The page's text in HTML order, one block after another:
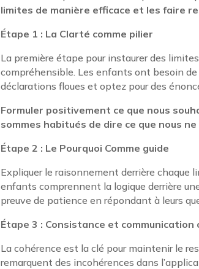
limites de manière efficace et les faire
Étape 1 : La Clarté comme pilier
La première étape pour instaurer des
compréhensible. Les enfants ont besoin de
déclarations floues et optez pour des
Formuler positivement ce que nous
sommes habitués de dire ce que nous
Étape 2 : Le Pourquoi Comme guide
Expliquer le raisonnement derrière chaque
enfants comprennent la logique derrière
preuve de patience en répondant à leurs
Étape 3 : Consistance et communication
La cohérence est la clé pour maintenir le
remarquent des incohérences dans